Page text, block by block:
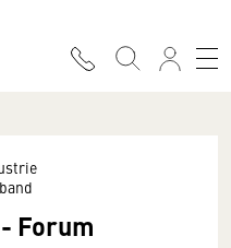
Forum